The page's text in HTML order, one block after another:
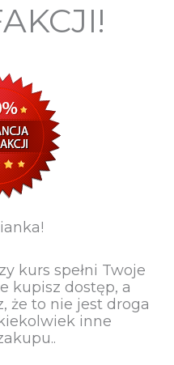
kurs spełni Twoje
kupisz dostęp, a
że to nie jest droga
inne